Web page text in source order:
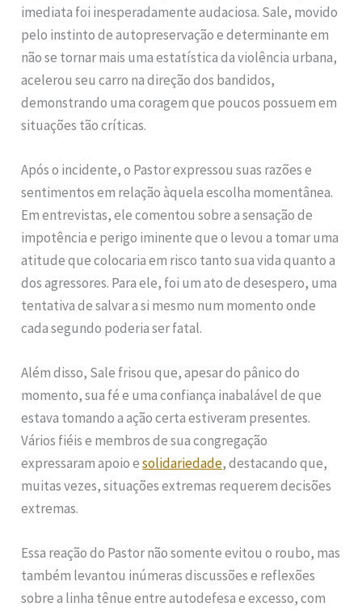
imediata foi inesperadamente audaciosa. Sale, movido
pelo instinto de autopreservação e determinante em
não se tornar mais uma estatística da violência urbana,
acelerou seu carro na direção dos bandidos,
demonstrando uma coragem que poucos possuem em
situações tão críticas.
Após o incidente, o Pastor expressou suas razões e
sentimentos em relação àquela escolha momentânea.
Em entrevistas, ele comentou sobre a sensação de
impotência e perigo iminente que o levou a tomar uma
atitude que colocaria em risco tanto sua vida quanto a
dos agressores. Para ele, foi um ato de desespero, uma
tentativa de salvar a si mesmo num momento onde
cada segundo poderia ser fatal.
Além disso, Sale frisou que, apesar do pânico do
momento, sua fé e uma confiança inabalável de que
estava tomando a ação certa estiveram presentes.
Vários fiéis e membros de sua congregação
expressaram apoio esolidariedade, destacando que,
muitas vezes, situações extremas requerem decisões
extremas.
Essa reação do Pastor não somente evitou o roubo, mas
também levantou inúmeras discussões e reflexões
sobre a linha tênue entre autodefesa e excesso, com